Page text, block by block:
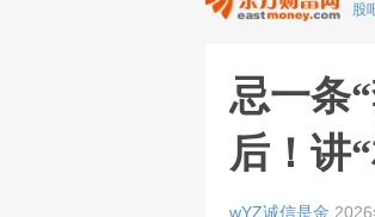
股
忌一条
后！讲
wYZ诚信是金